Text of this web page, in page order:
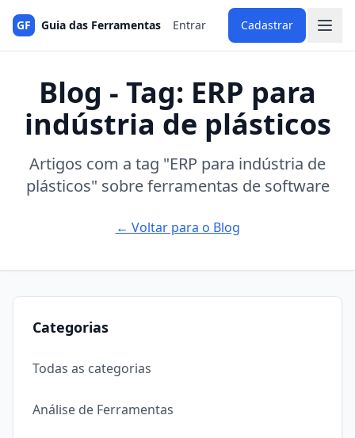
GF Guia das Ferramentas Entrar Cadastrar
Blog - Tag: ERP para
indústria de plásticos
Artigos com a tag "ERP para indústria de
plásticos" sobre ferramentas de software
← Voltar para o Blog
Categorias
Todas as categorias
Análise de Ferramentas